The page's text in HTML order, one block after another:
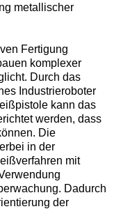
metallischer
Fertigung
komplexer
Durch das
Industrieroboter
kann das
werden, dass
Die
in der
mit
Dadurch
der